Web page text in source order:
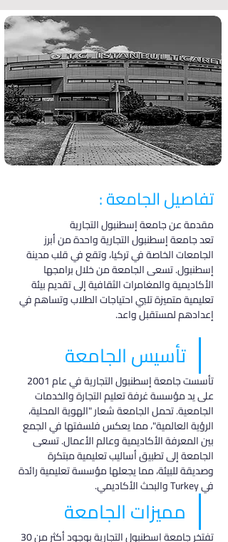
تفاصيل الجامعة :
مقدمة عن جامعة إسطنبول التجارية
تعد جامعة إسطنبول التجارية واحدة من أبرز
الجامعات الخاصة في تركيا، وتقع في قلب مدينة
إسطنبول. تسعى الجامعة من خلال برامجها
الأكاديمية والمغامرات الثقافية إلى تقديم بيئة
تعليمية متميزة تلبي احتياجات الطلاب وتساهم في
إعدادهم لمستقبل واعد.
تأسيس الجامعة
على يد مؤسسة غرفة تعليم التجارة والخدمات
الجامعية. تحمل الجامعة شعار "الهوية المحلية،
الرؤية العالمية"، مما يعكس فلسفتها في الجمع
بين المعرفة الأكاديمية وعالم الأعمال. تسعى
الجامعة إلى تطبيق أساليب تعليمية مبتكرة
وصديقة للبيئة، مما يجعلها مؤسسة تعليمية رائدة
في Turkey والبحث الأكاديمي.
مميزات الجامعة